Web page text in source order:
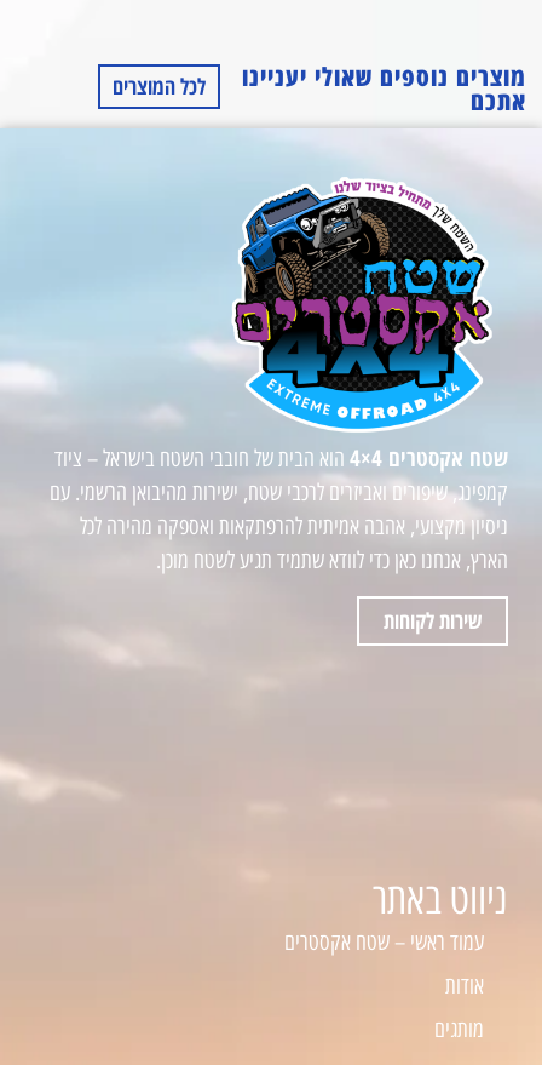
מוצרים נוספים שאולי יעניינו
אתכם לכל המוצרים
שטח אקסטרים 4×4
הוא הבית של חובבי השטח בישראל – ציוד
קמפינג, שיפורים ואביזרים לרכבי שטח, ישירות מהיבואן הרשמי. עם
ניסיון מקצועי, אהבה אמיתית להרפתקאות ואספקה מהירה לכל
הארץ, אנחנו כאן כדי לוודא שתמיד תגיע לשטח מוכן.
שירות לקוחות
ניווט באתר
עמוד ראשי – שטח אקסטרים
אודות
מותגים